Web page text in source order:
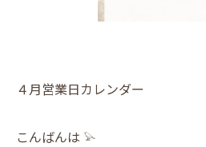
４月営業日カレンダー
こんばんは 𓅫